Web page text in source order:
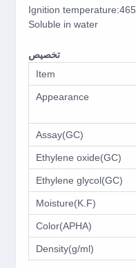
Ignition temperature:465
Soluble in water
تخصيص
Item
Appearance
Assay(GC)
Ethylene oxide(GC)
Ethylene glycol(GC)
Moisture(K.F)
Color(APHA)
Density(g/ml)